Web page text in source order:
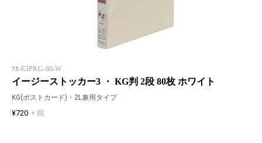
ｱｶ-E3PKG-80-W
イージーストッカー3 ・ KG判 2段 80枚 ホワイト
KG(ポストカード)・2L兼用タイプ
¥720 + 税